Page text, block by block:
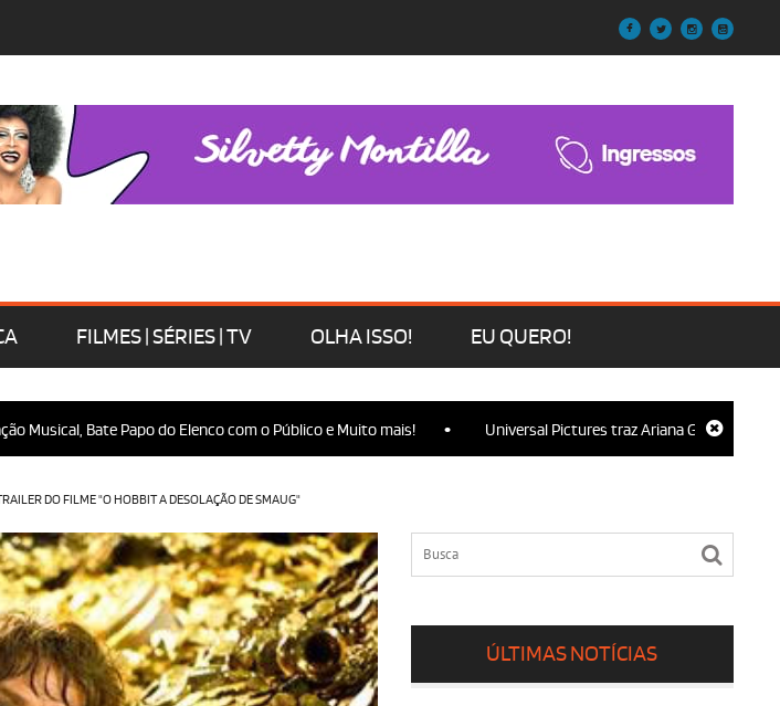
FILMES | SÉRIES | TV OLHA ISSO! EU QUERO!
Bate Papo do Elenco com o Público e Muito mais! • Universal Pictures traz Ariana Grande, Cynthia Erivo,
DO FILME "O HOBBIT A DESOLAÇÃO DE SMAUG"
ÚLTIMAS NOTÍCIAS